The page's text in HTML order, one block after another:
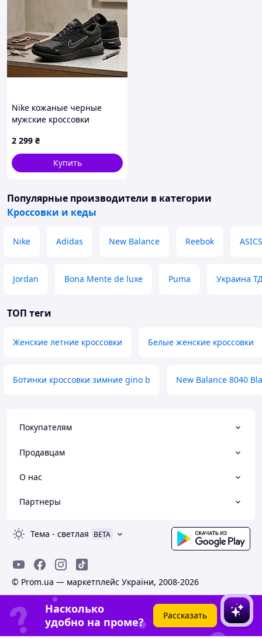
Nike кожаные черные
мужские кроссовки
2 299 ₴
Купить
Популярные производители в категории
Кроссовки и кеды
Nike Adidas New Balance Reebok ASICS
Jordan Bona Mente de luxe Puma Украина
ТОП теги
Женские летние кроссовки Белые женские кроссовки
Ботинки кроссовки зимние gino b New Balance 8040
Покупателям
Продавцам
О нас
Партнеры
Тема - светлая BETA
© Prom.ua — маркетплейс України, 2008-2026
Насколько
удобно на проме?
Рассказать